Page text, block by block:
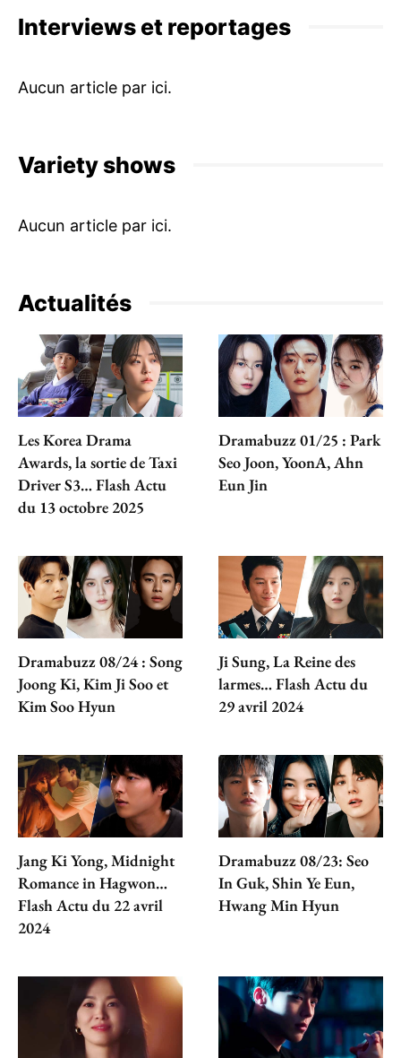
Interviews et reportages
Variety shows
Actualités
Les Korea Drama
Awards, la sortie de Taxi
Driver S3… Flash Actu
du 13 octobre 2025
Dramabuzz 01/25 : Park
Seo Joon, YoonA, Ahn
Eun Jin
Dramabuzz 08/24 : Song
Joong Ki, Kim Ji Soo et
Kim Soo Hyun
Ji Sung, La Reine des
larmes… Flash Actu du
29 avril 2024
Jang Ki Yong, Midnight
Romance in Hagwon…
Flash Actu du 22 avril
2024
Dramabuzz 08/23: Seo
In Guk, Shin Ye Eun,
Hwang Min Hyun